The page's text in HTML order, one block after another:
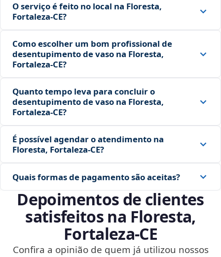
O serviço é feito no local na Floresta,
Fortaleza‑CE?
Como escolher um bom profissional de
desentupimento de vaso na Floresta,
Fortaleza‑CE?
Quanto tempo leva para concluir o
desentupimento de vaso na Floresta,
Fortaleza‑CE?
É possível agendar o atendimento na
Floresta, Fortaleza‑CE?
Quais formas de pagamento são aceitas?
Depoimentos de clientes
satisfeitos na Floresta,
Fortaleza‑CE
Confira a opinião de quem já utilizou nossos